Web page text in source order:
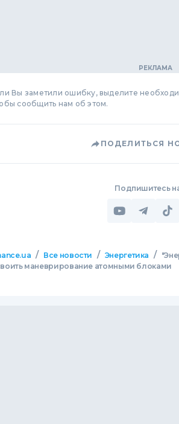
Вы заметили ошибку, выделите
сообщить нам об этом.
ПОДЕЛИТЬСЯ
Подпишитесь
/ Все новости / Энергетика /
маневрирование атомными блоками